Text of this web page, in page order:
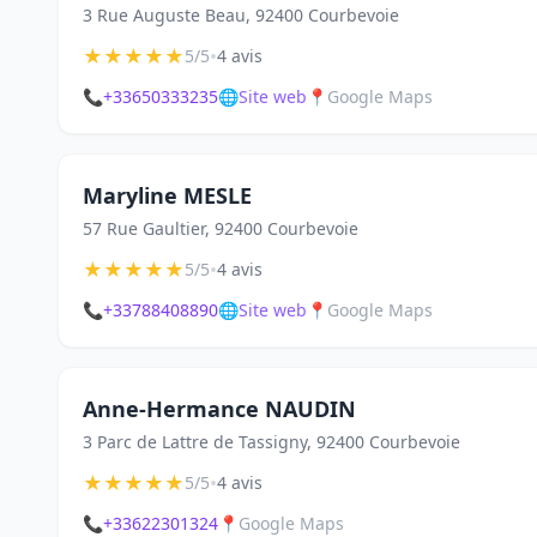
3 Rue Auguste Beau, 92400 Courbevoie
★★★★★5/5•4 avis
📞+33650333235🌐Site web 📍 Google Maps
Maryline MESLE
57 Rue Gaultier, 92400 Courbevoie
★★★★★5/5•4 avis
📞+33788408890🌐Site web 📍 Google Maps
Anne-Hermance NAUDIN
3 Parc de Lattre de Tassigny, 92400 Courbevoie
★★★★★5/5•4 avis
📞+33622301324 📍 Google Maps